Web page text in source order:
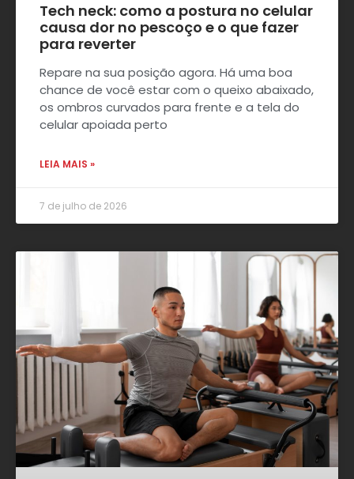
Tech neck: como a postura no celular
causa dor no pescoço e o que fazer
para reverter
Repare na sua posição agora. Há uma boa
chance de você estar com o queixo abaixado,
os ombros curvados para frente e a tela do
celular apoiada perto
LEIA MAIS »
7 de julho de 2026